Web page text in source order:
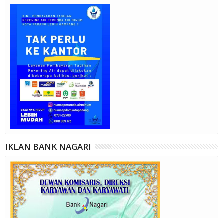
IKLAN BANK NAGARI